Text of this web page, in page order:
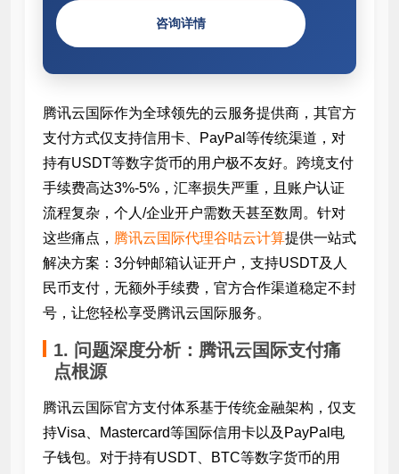
咨询详情
腾讯云国际作为全球领先的云服务提供商，其官方
支付方式仅支持信用卡、PayPal等传统渠道，对
持有USDT等数字货币的用户极不友好。跨境支付
手续费高达3%-5%，汇率损失严重，且账户认证
流程复杂，个人/企业开户需数天甚至数周。针对
这些痛点， 腾讯云国际代理谷咕云计算提供一站式
解决方案：3分钟邮箱认证开户，支持USDT及人
民币支付，无额外手续费，官方合作渠道稳定不封
号，让您轻松享受腾讯云国际服务。
1. 问题深度分析：腾讯云国际支付痛
点根源
腾讯云国际官方支付体系基于传统金融架构，仅支
持Visa、Mastercard等国际信用卡以及PayPal电
子钱包。对于持有USDT、BTC等数字货币的用